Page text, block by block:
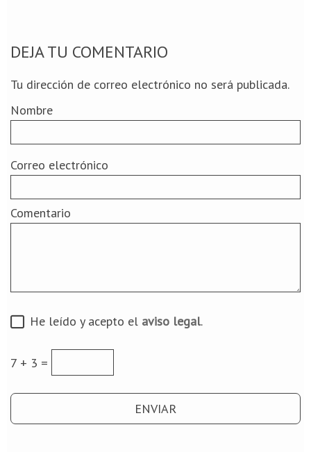
DEJA TU COMENTARIO
Tu dirección de correo electrónico no será publicada.
Nombre
Correo electrónico
Comentario
He leído y acepto el aviso legal.
7 + 3 =